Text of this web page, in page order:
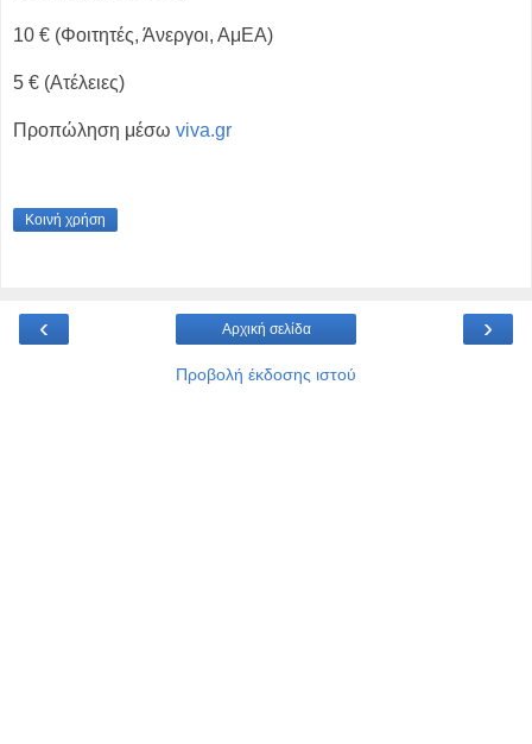
10 € (Φοιτητές, Άνεργοι, ΑμΕΑ)
5 € (Ατέλειες)
Προπώληση μέσω viva.gr
Κοινή χρήση
‹ ›
Αρχική σελίδα
Προβολή έκδοσης ιστού